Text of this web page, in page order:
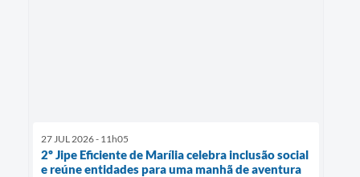
27 JUL 2026 - 11h05
2º Jipe Eficiente de Marília celebra inclusão social
e reúne entidades para uma manhã de aventura